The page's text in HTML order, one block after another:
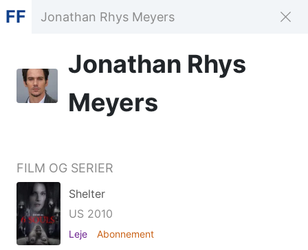
FF
Jonathan Rhys
Meyers
FILM OG SERIER
Shelter
US 2010
Leje Abonnement